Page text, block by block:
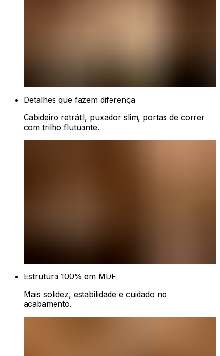
Detalhes que fazem diferença
Cabideiro retrátil, puxador slim, portas de correr
com trilho flutuante.
Estrutura 100% em MDF
Mais solidez, estabilidade e cuidado no
acabamento.